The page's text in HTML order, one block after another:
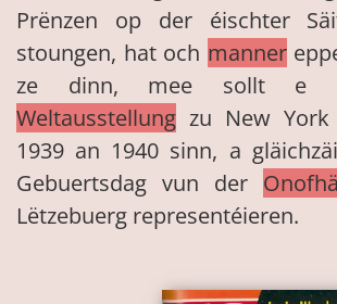
Prënzen op der éischter
stoungen, hat och manner
ze dinn, mee sollt e
Weltausstellung zu New
1939 an 1940 sinn, a
Gebuertsdag vun der
Lëtzebuerg representéieren.